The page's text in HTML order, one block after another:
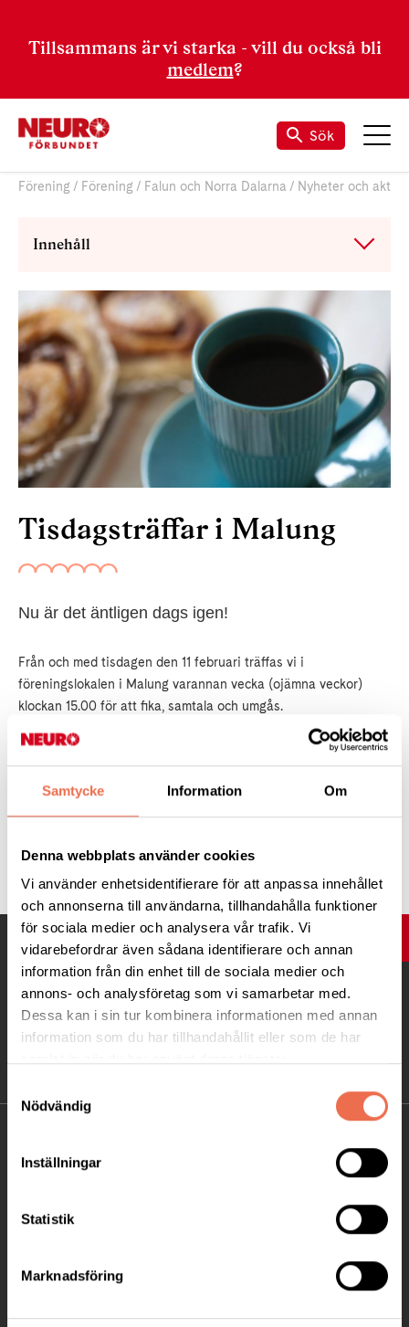
Samtycke Information Om
Denna webbplats använder cookies
Vi använder enhetsidentifierare för att anpassa innehållet
och annonserna till användarna, tillhandahålla funktioner
för sociala medier och analysera vår trafik. Vi
vidarebefordrar även sådana identifierare och annan
information från din enhet till de sociala medier och
annons- och analysföretag som vi samarbetar med.
Dessa kan i sin tur kombinera informationen med annan
information som du har tillhandahållit eller som de har
Nödvändig
Inställningar
Statistik
Marknadsföring
Tillsammans är vi starka - vill du också bli
medlem?
Sök
Förening Förening Falun och Norra Dalarna Nyheter och
Innehåll
Tisdagsträffar i Malung
Nu är det äntligen dags igen!
Från och med tisdagen den 11 februari träffas vi i
föreningslokalen i Malung varannan vecka (ojämna veckor)
klockan 15.00 för att fika, samtala och umgås.
Sprid gärna detta till övriga medlemmar ni känner eller kanske
Telefon:
Postadress: